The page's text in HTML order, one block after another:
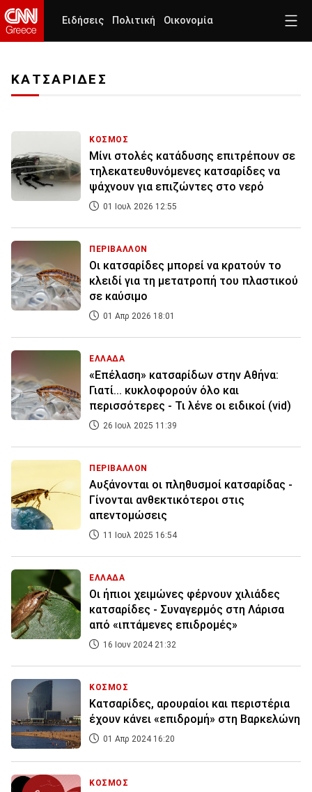
Ειδήσεις Πολιτική Οικονομία
ΚΑΤΣΑΡΙΔΕΣ
ΚΟΣΜΟΣ
Μίνι στολές κατάδυσης επιτρέπουν σε
τηλεκατευθυνόμενες κατσαρίδες να
ψάχνουν για επιζώντες στο νερό
01 Ιουλ 2026 12:55
ΠΕΡΙΒΑΛΛΟΝ
Οι κατσαρίδες μπορεί να κρατούν το
κλειδί για τη μετατροπή του πλαστικού
σε καύσιμο
01 Απρ 2026 18:01
ΕΛΛΑΔΑ
«Επέλαση» κατσαρίδων στην Αθήνα:
Γιατί... κυκλοφορούν όλο και
περισσότερες - Τι λένε οι ειδικοί (vid)
26 Ιουλ 2025 11:39
ΠΕΡΙΒΑΛΛΟΝ
Αυξάνονται οι πληθυσμοί κατσαρίδας -
Γίνονται ανθεκτικότεροι στις
απεντομώσεις
11 Ιουλ 2025 16:54
ΕΛΛΑΔΑ
Οι ήπιοι χειμώνες φέρνουν χιλιάδες
κατσαρίδες - Συναγερμός στη Λάρισα
από «ιπτάμενες επιδρομές»
16 Ιουν 2024 21:32
ΚΟΣΜΟΣ
Κατσαρίδες, αρουραίοι και περιστέρια
έχουν κάνει «επιδρομή» στη Βαρκελώνη
01 Απρ 2024 16:20
ΚΟΣΜΟΣ